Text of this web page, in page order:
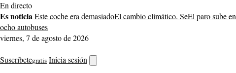
Saltar
al
contenido
En directo
Es noticiaEste coche era demasiadoEl cambio climático. SeEl paro sube en
ocho autobuses
viernes, 7 de agosto de 2026
Suscríbetegratis Inicia sesión
buscador